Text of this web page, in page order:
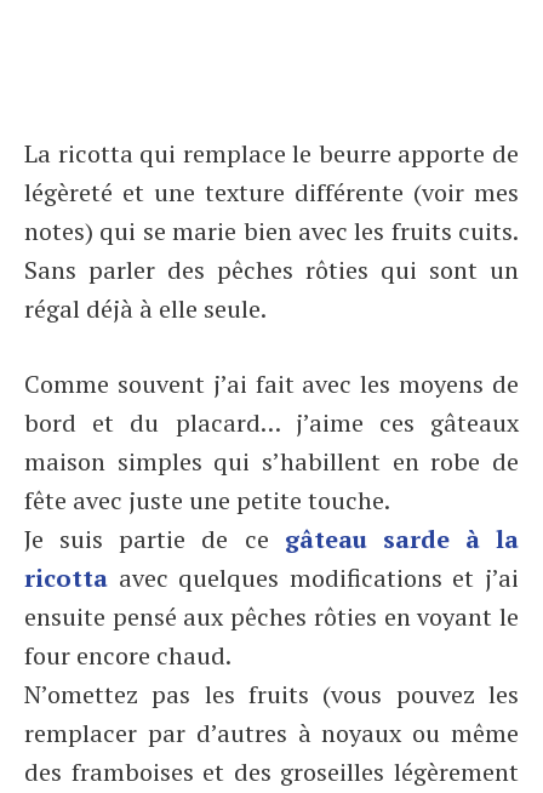
La ricotta qui remplace le beurre apporte de
légèreté et une texture différente (voir mes
notes) qui se marie bien avec les fruits cuits.
Sans parler des pêches rôties qui sont un
régal déjà à elle seule.
Comme souvent j’ai fait avec les moyens de
bord et du placard… j’aime ces gâteaux
maison simples qui s’habillent en robe de
fête avec juste une petite touche.
Je suis partie de ce gâteau sarde à la
ricotta avec quelques modifications et j’ai
ensuite pensé aux pêches rôties en voyant le
four encore chaud.
N’omettez pas les fruits (vous pouvez les
remplacer par d’autres à noyaux ou même
des framboises et des groseilles légèrement